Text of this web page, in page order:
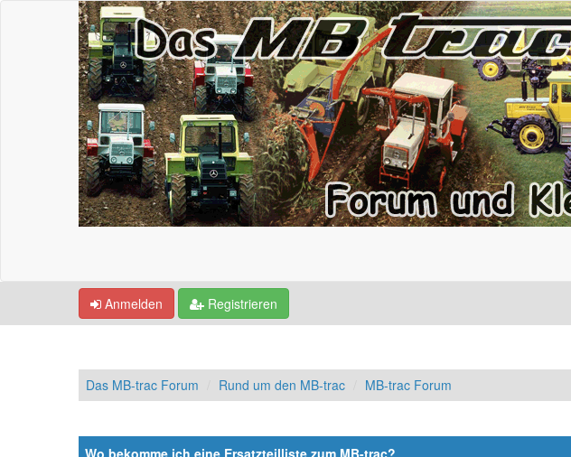
Anmelden Registrieren
Das MB-trac Forum Rund um den MB-trac MB-trac Forum
Wo bekomme ich eine Ersatzteilliste zum MB-trac?